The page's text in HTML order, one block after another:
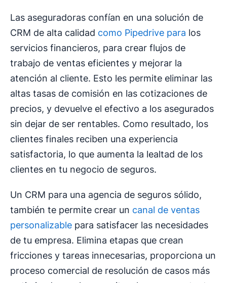
Las aseguradoras confían en una solución de
CRM de alta calidad como Pipedrive para los
servicios financieros, para crear flujos de
trabajo de ventas eficientes y mejorar la
atención al cliente. Esto les permite eliminar las
altas tasas de comisión en las cotizaciones de
precios, y devuelve el efectivo a los asegurados
sin dejar de ser rentables. Como resultado, los
clientes finales reciben una experiencia
satisfactoria, lo que aumenta la lealtad de los
clientes en tu negocio de seguros.
Un CRM para una agencia de seguros sólido,
también te permite crear un canal de ventas
personalizable para satisfacer las necesidades
de tu empresa. Elimina etapas que crean
fricciones y tareas innecesarias, proporciona un
proceso comercial de resolución de casos más